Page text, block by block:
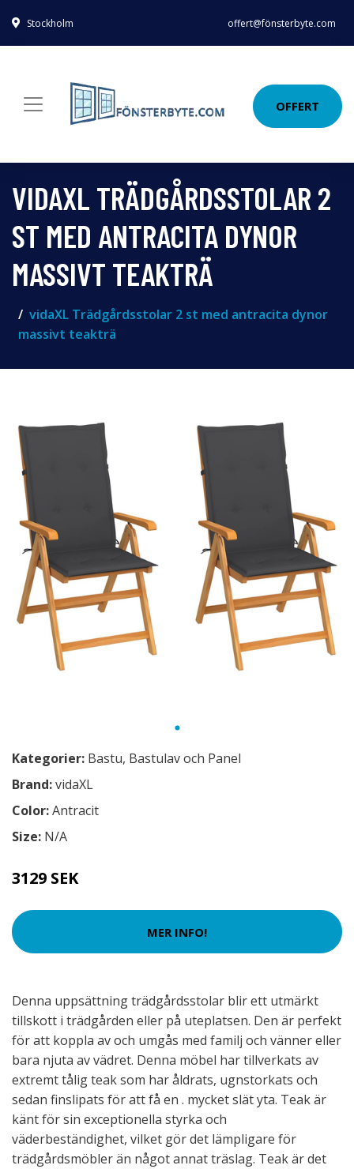
Stockholm offert@fönsterbyte.com
OFFERT
VIDAXL TRÄDGÅRDSSTOLAR 2
ST MED ANTRACITA DYNOR
MASSIVT TEAKTRÄ
vidaXL Trädgårdsstolar 2 st med antracita dynor
massivt teakträ
Kategorier: Bastu, Bastulav och Panel
Brand:vidaXL
Color:Antracit
Size: N/A
3129 SEK
MER INFO!
Denna uppsättning trädgårdsstolar blir ett utmärkt
tillskott i trädgården eller på uteplatsen. Den är perfekt
för att koppla av och umgås med familj och vänner eller
bara njuta av vädret. Denna möbel har tillverkats av
extremt tålig teak som har åldrats, ugnstorkats och
sedan finslipats för att få en . mycket slät yta. Teak är
känt för sin exceptionella styrka och
väderbeständighet, vilket gör det lämpligare för
trädgårdsmöbler än något annat träslag. Teak är det